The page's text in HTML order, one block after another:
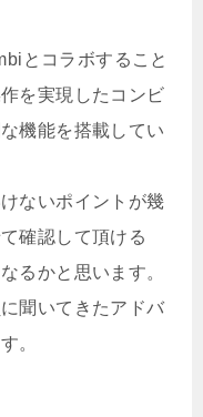
とコラボすること
を実現したコンビ
機能を搭載してい
ないポイントが幾
確認して頂ける
るかと思います。
聞いてきたアドバ
。